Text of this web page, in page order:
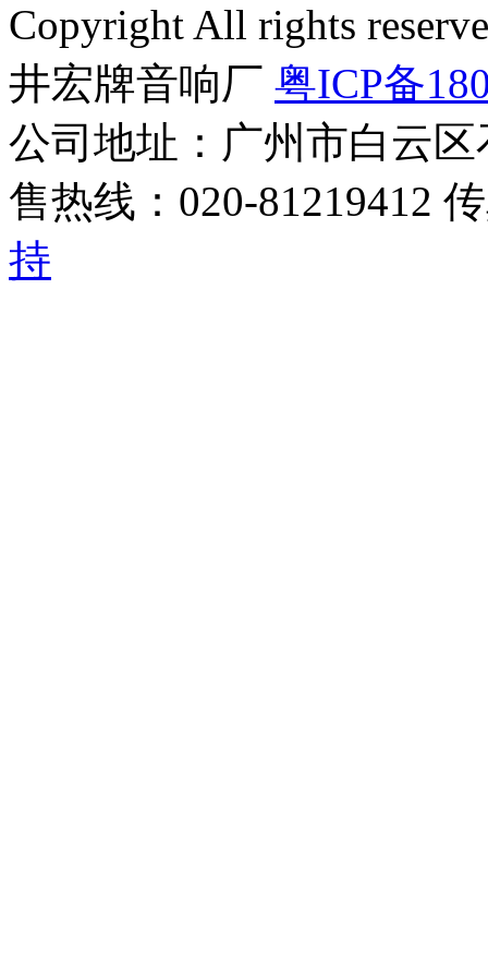
Copyright All rights
井宏牌音响厂 粤ICP备
公司地址：广州市白云
售热线：020-81219412
持